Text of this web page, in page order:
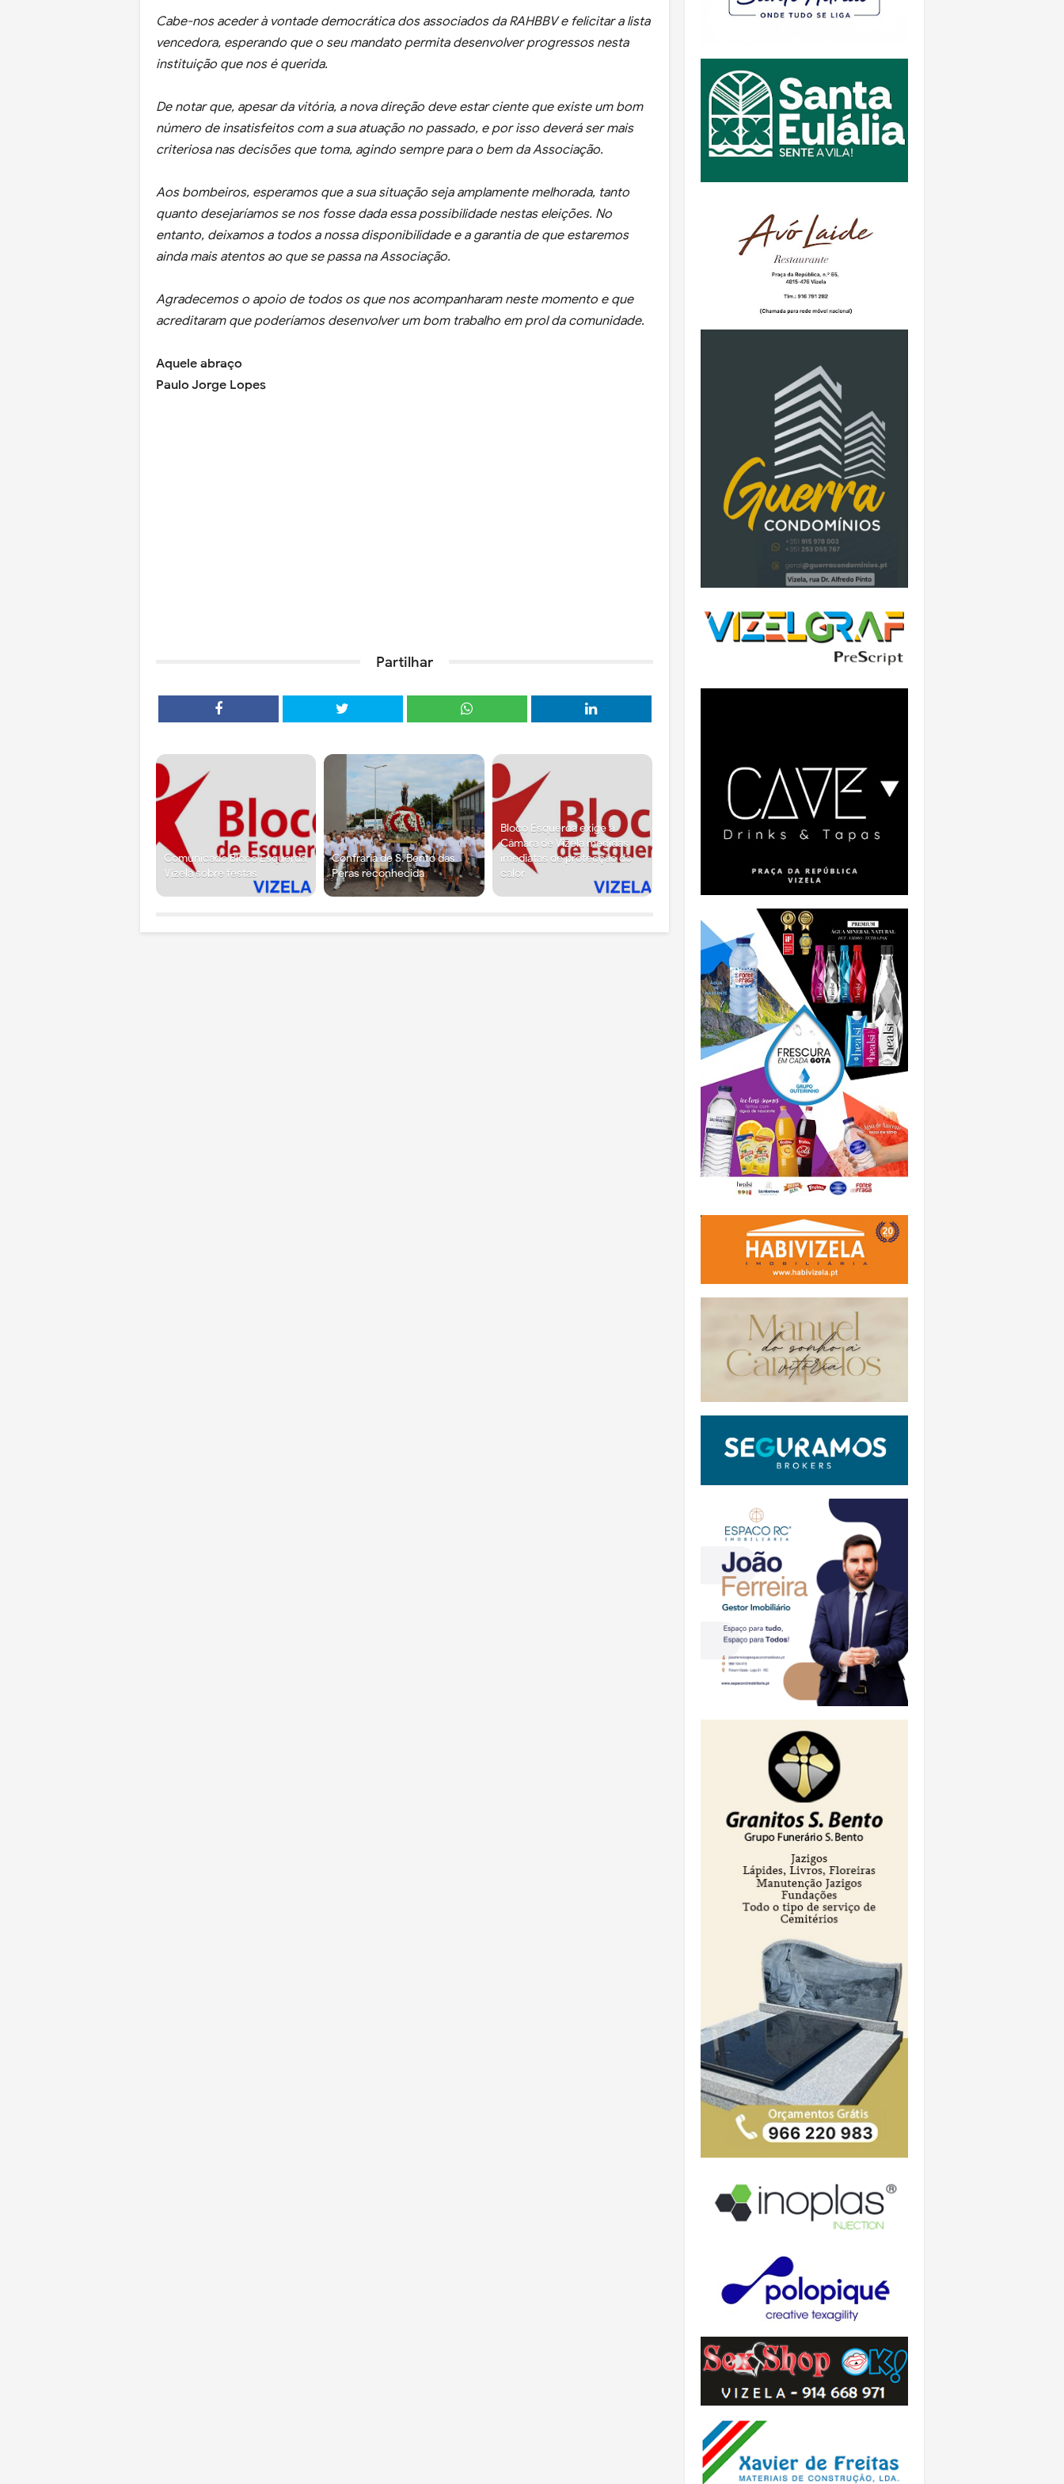
Cabe-nos aceder à vontade democrática dos associados da RAHBBV e felicitar a lista
vencedora, esperando que o seu mandato permita desenvolver progressos nesta
instituição que nos é querida.
De notar que, apesar da vitória, a nova direção deve estar ciente que existe um bom
número de insatisfeitos com a sua atuação no passado, e por isso deverá ser mais
criteriosa nas decisões que toma, agindo sempre para o bem da Associação.
Aos bombeiros, esperamos que a sua situação seja amplamente melhorada, tanto
quanto desejaríamos se nos fosse dada essa possibilidade nestas eleições. No
entanto, deixamos a todos a nossa disponibilidade e a garantia de que estaremos
ainda mais atentos ao que se passa na Associação.
Agradecemos o apoio de todos os que nos acompanharam neste momento e que
acreditaram que poderíamos desenvolver um bom trabalho em prol da comunidade.
Aquele abraço
Paulo Jorge Lopes
Partilhar
Comunicado Bloco Esquerda
Vizela sobre festas
Confraria de S. Bento das
Peras reconhecida
Bloco Esquerda exige à
Câmara de Vizela medidas
imediatas de protecção do
calor